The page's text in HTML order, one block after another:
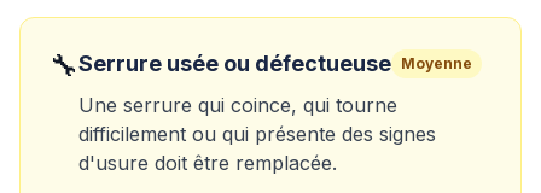
🔧Serrure usée ou défectueuse Moyenne
Une serrure qui coince, qui tourne
difficilement ou qui présente des signes
d'usure doit être remplacée.